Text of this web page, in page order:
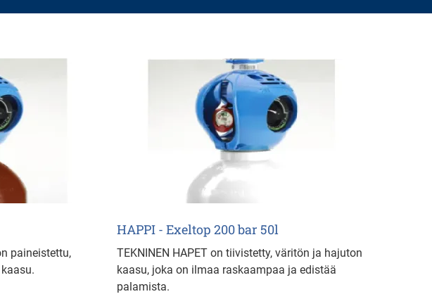
paineistettu,
HAPPI - Exeltop 200 bar 50l
TEKNINEN HAPET on tiivistetty, väritön ja hajuton
kaasu, joka on ilmaa raskaampaa ja edistää
palamista.